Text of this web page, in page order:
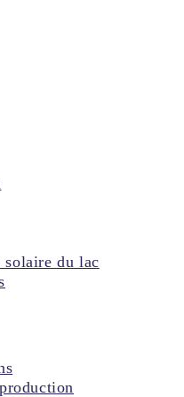
du lac